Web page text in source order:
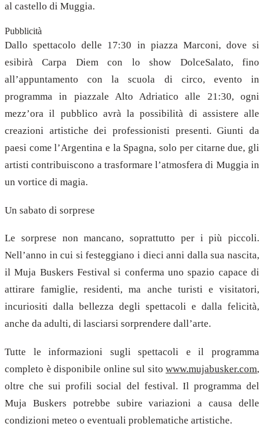
al castello di Muggia.
Pubblicità
Dallo spettacolo delle 17:30 in piazza Marconi, dove si
esibirà Carpa Diem con lo show DolceSalato, fino
all’appuntamento con la scuola di circo, evento in
programma in piazzale Alto Adriatico alle 21:30, ogni
mezz’ora il pubblico avrà la possibilità di assistere alle
creazioni artistiche dei professionisti presenti. Giunti da
paesi come l’Argentina e la Spagna, solo per citarne due, gli
artisti contribuiscono a trasformare l’atmosfera di Muggia in
un vortice di magia.
Un sabato di sorprese
Le sorprese non mancano, soprattutto per i più piccoli.
Nell’anno in cui si festeggiano i dieci anni dalla sua nascita,
il Muja Buskers Festival si conferma uno spazio capace di
attirare famiglie, residenti, ma anche turisti e visitatori,
incuriositi dalla bellezza degli spettacoli e dalla felicità,
anche da adulti, di lasciarsi sorprendere dall’arte.
Tutte le informazioni sugli spettacoli e il programma
completo è disponibile online sul sito www.mujabusker.com,
oltre che sui profili social del festival. Il programma del
Muja Buskers potrebbe subire variazioni a causa delle
condizioni meteo o eventuali problematiche artistiche.